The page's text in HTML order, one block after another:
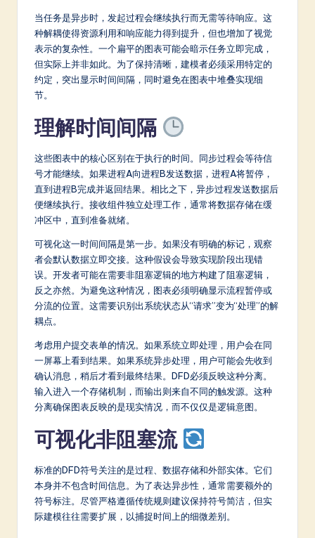
L
in
A
&
S
o
ft
w
In
当任务是异步时，发起过程会继续执行而无需等待响应。这
种解耦使得资源利用和响应能力得到提升，但也增加了视觉
表示的复杂性。一个扁平的图表可能会暗示任务立即完成，
但实际上并非如此。为了保持清晰，建模者必须采用特定的
约定，突出显示时间间隔，同时避免在图表中堆叠实现细
节。
理解时间间隔
这些图表中的核心区别在于执行的时间。同步过程会等待信
号才能继续。如果进程A向进程B发送数据，进程A将暂停，
直到进程B完成并返回结果。相比之下，异步过程发送数据后
便继续执行。接收组件独立处理工作，通常将数据存储在缓
冲区中，直到准备就绪。
可视化这一时间间隔是第一步。如果没有明确的标记，观察
者会默认数据立即交接。这种假设会导致实现阶段出现错
误。开发者可能在需要非阻塞逻辑的地方构建了阻塞逻辑，
反之亦然。为避免这种情况，图表必须明确显示流程暂停或
分流的位置。这需要识别出系统状态从“请求”变为“处理”的解
耦点。
考虑用户提交表单的情况。如果系统立即处理，用户会在同
一屏幕上看到结果。如果系统异步处理，用户可能会先收到
确认消息，稍后才看到最终结果。DFD必须反映这种分离。
输入进入一个存储机制，而输出则来自不同的触发源。这种
分离确保图表反映的是现实情况，而不仅仅是逻辑意图。
可视化非阻塞流
标准的DFD符号关注的是过程、数据存储和外部实体。它们
本身并不包含时间信息。为了表达异步性，通常需要额外的
符号标注。尽管严格遵循传统规则建议保持符号简洁，但实
际建模往往需要扩展，以捕捉时间上的细微差别。